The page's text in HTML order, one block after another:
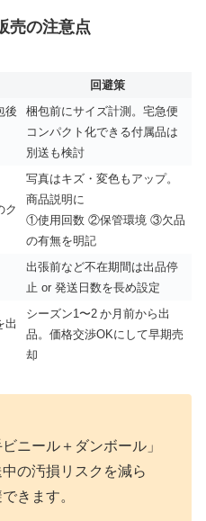
売の注意点
回避策
後
梱包前にサイズ計測。宅急便
コンパクト化できる付属品は
別送も検討
ク
写真はキズ・変色もアップ。
商品説明に
①使用回数 ②保管環境 ③欠品
の有無を明記
出張前など不在期間は出品停
止 or 発送日数を長め設定
出
シーズン1〜2 か月前から出
品。価格交渉OKにして早期売
却
ニール＋ダンボール」
の汚損リスクを減ら
きます。